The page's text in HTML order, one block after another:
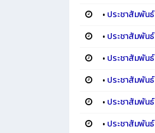
• ประชาสัมพันธ์
• ประชาสัมพันธ์
• ประชาสัมพันธ์
• ประชาสัมพันธ์
• ประชาสัมพันธ์
• ประชาสัมพันธ์